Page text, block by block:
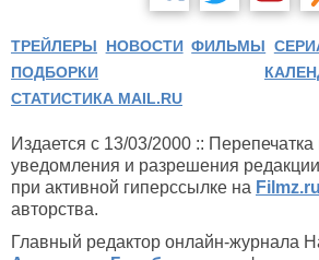
ТРЕЙЛЕРЫ НОВОСТИ ФИЛЬМЫ
ПОДБОРКИ
СТАТИСТИКА MAIL.RU
Издается с 13/03/2000 ::
уведомления и разрешения
при активной гиперссылке на Filmz.ru
авторства.
Главный редактор онлайн-журнала